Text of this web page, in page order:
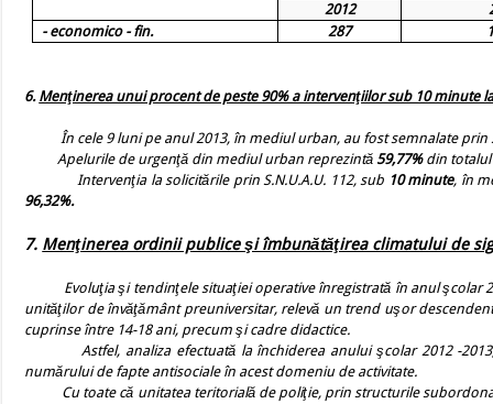
2012
- economico - fin.
287
6. Menţinerea unui procent de peste 90% a intervenţiilor sub 10 minute
În cele 9 luni pe anul 2013, în mediul urban, au fost semnalate prin
Apelurile de urgenţă din mediul urban reprezintă 59,77%din totalul
Intervenţia la solicitările prin S.N.U.A.U. 112, sub 10 minute, în
96,32%.
7. Menţinerea ordinii publice şi îmbunătăţirea climatului de
Evoluţia şi tendinţele situaţiei operative înregistrată în anul şcolar
unităţilor de învăţământ preuniversitar, relevă un trend uşor
cuprinse între 14-18 ani, precum şi cadre didactice.
Astfel, analiza efectuată la închiderea anului şcolar 2012 -2013,
numărului de fapte antisociale în acest domeniu de activitate.
Cu toate că unitatea teritorială de poliţie, prin structurile